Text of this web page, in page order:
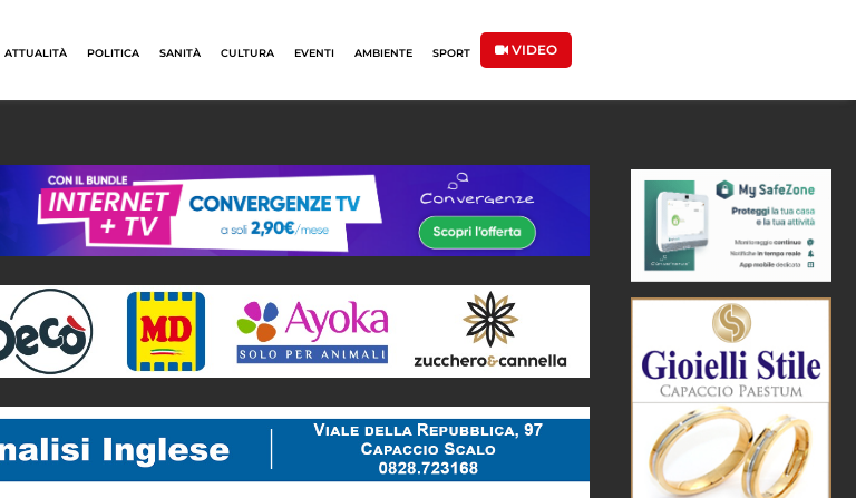
ATTUALITÀ POLITICA SANITÀ CULTURA EVENTI AMBIENTE SPORT VIDEO